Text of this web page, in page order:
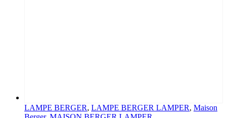
LAMPE BERGER, LAMPE BERGER LAMPER, Maison